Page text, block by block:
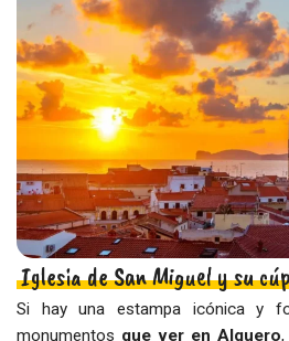
Iglesia de San Miguel y su
Si hay una estampa icónica y
monumentos que ver en Alguero